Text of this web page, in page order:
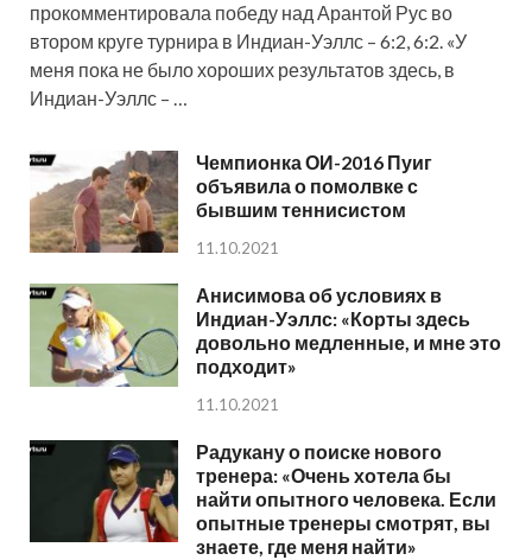
прокомментировала победу над Арантой Рус во
втором круге турнира в Индиан-Уэллс – 6:2, 6:2. «У
меня пока не было хороших результатов здесь, в
Индиан-Уэллс – …
Чемпионка ОИ-2016 Пуиг
объявила о помолвке с
бывшим теннисистом
11.10.2021
Анисимова об условиях в
Индиан-Уэллс: «Корты здесь
довольно медленные, и мне это
подходит»
11.10.2021
Радукану о поиске нового
тренера: «Очень хотела бы
найти опытного человека. Если
опытные тренеры смотрят, вы
знаете, где меня найти»